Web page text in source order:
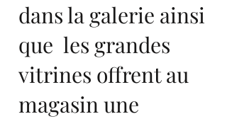
dans la galerie ainsi
que les grandes
vitrines offrent au
magasin une